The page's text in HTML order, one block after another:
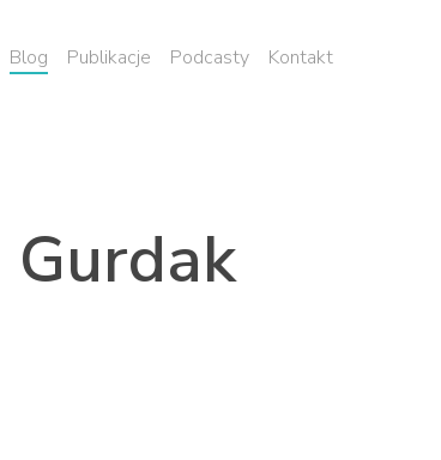
Blog Publikacje Podcasty Kontakt